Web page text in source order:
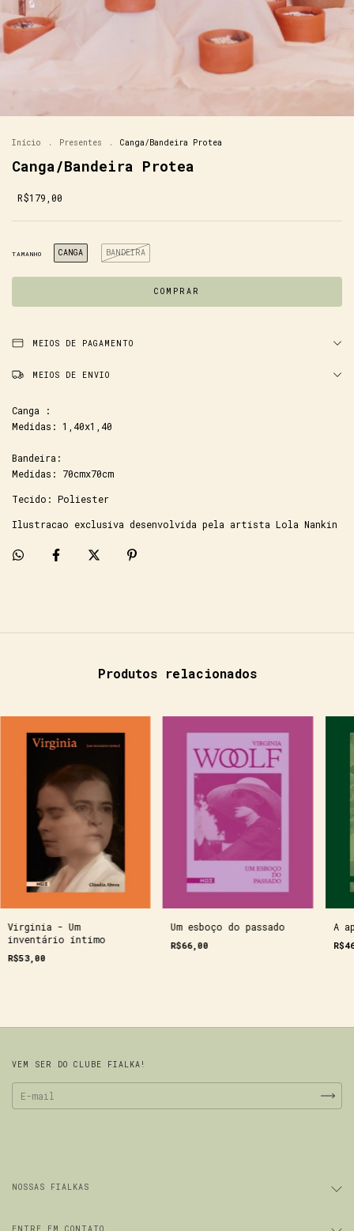
Início . Presentes . Canga/Bandeira Protea
Canga/Bandeira Protea
R$179,00
TAMANHO CANGA BANDEIRA
MEIOS DE PAGAMENTO
MEIOS DE ENVIO
Canga :
Medidas: 1,40x1,40
Bandeira:
Medidas: 70cmx70cm
Tecido: Poliester
Ilustracao exclusiva desenvolvida pela artista Lola Nankin
Produtos relacionados
Virginia - Um
inventário íntimo
R$53,00
Um esboço do passado
R$66,00
A
VEM SER DO CLUBE FIALKA!
NOSSAS FIALKAS